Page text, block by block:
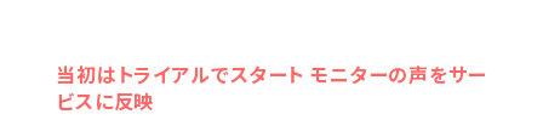
当初はトライアルでスタート モニターの声をサー
ビスに反映